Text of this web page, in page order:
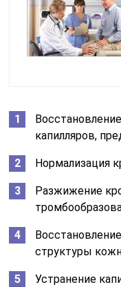
капилляров,
Нормализация
Разжижение
структуры
Устранение